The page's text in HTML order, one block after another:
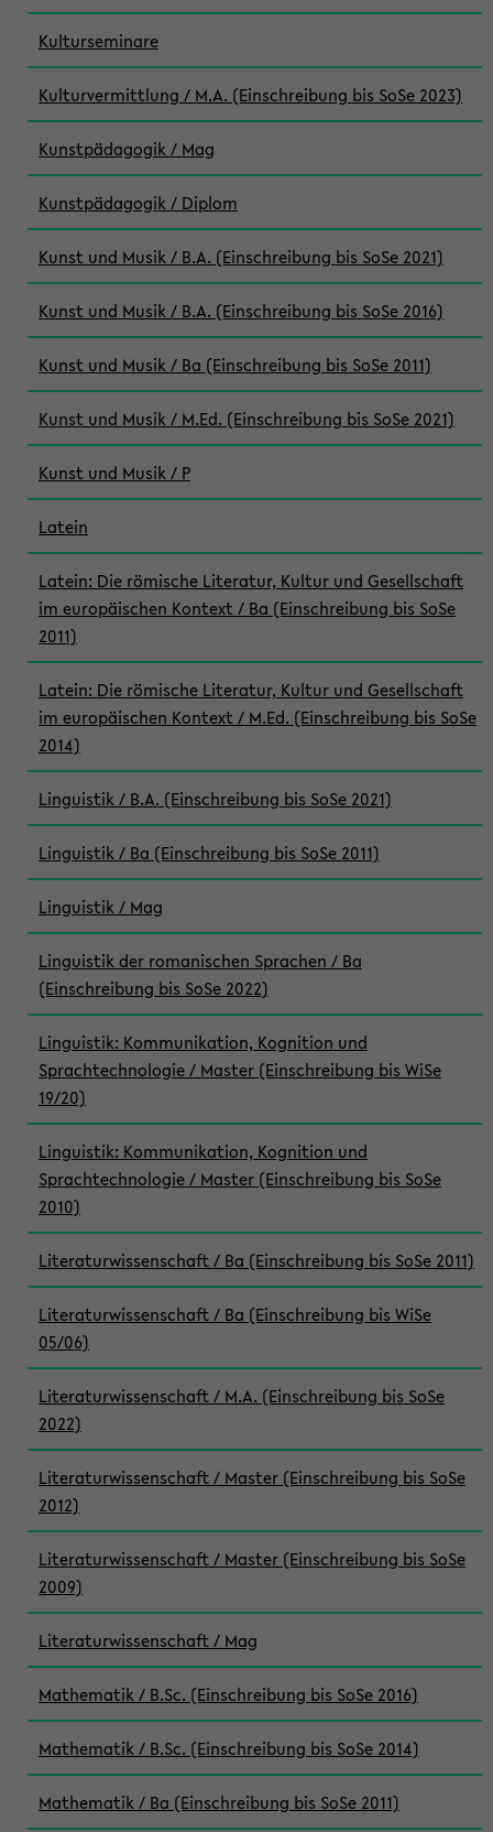
Kulturseminare
Kulturvermittlung / M.A. (Einschreibung bis SoSe 2023)
Kunstpädagogik / Mag
Kunstpädagogik / Diplom
Kunst und Musik / B.A. (Einschreibung bis SoSe 2021)
Kunst und Musik / B.A. (Einschreibung bis SoSe 2016)
Kunst und Musik / Ba (Einschreibung bis SoSe 2011)
Kunst und Musik / M.Ed. (Einschreibung bis SoSe 2021)
Kunst und Musik / P
Latein
Latein: Die römische Literatur, Kultur und Gesellschaft
im europäischen Kontext / Ba (Einschreibung bis SoSe
2011)
Latein: Die römische Literatur, Kultur und Gesellschaft
im europäischen Kontext / M.Ed. (Einschreibung bis SoSe
2014)
Linguistik / B.A. (Einschreibung bis SoSe 2021)
Linguistik / Ba (Einschreibung bis SoSe 2011)
Linguistik / Mag
Linguistik der romanischen Sprachen / Ba
(Einschreibung bis SoSe 2022)
Linguistik: Kommunikation, Kognition und
Sprachtechnologie / Master (Einschreibung bis WiSe
19/20)
Linguistik: Kommunikation, Kognition und
Sprachtechnologie / Master (Einschreibung bis SoSe
2010)
Literaturwissenschaft / Ba (Einschreibung bis SoSe 2011)
Literaturwissenschaft / Ba (Einschreibung bis WiSe
05/06)
Literaturwissenschaft / M.A. (Einschreibung bis SoSe
2022)
Literaturwissenschaft / Master (Einschreibung bis SoSe
2012)
Literaturwissenschaft / Master (Einschreibung bis SoSe
2009)
Literaturwissenschaft / Mag
Mathematik / B.Sc. (Einschreibung bis SoSe 2016)
Mathematik / B.Sc. (Einschreibung bis SoSe 2014)
Mathematik / Ba (Einschreibung bis SoSe 2011)